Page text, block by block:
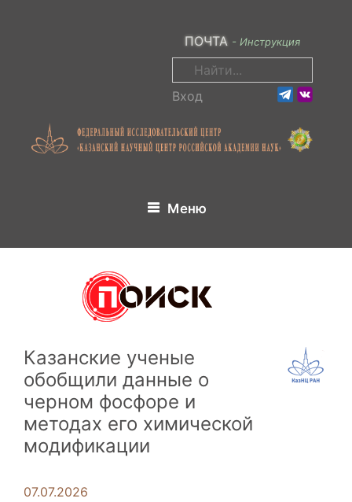
ПОЧТА - Инструкция
Поиск:
Вход
Меню
Казанские ученые
обобщили данные о
черном фосфоре и
методах его химической
модификации
07.07.2026